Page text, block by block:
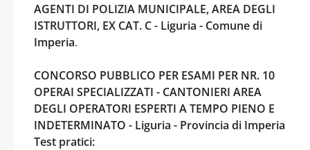
AGENTI DI POLIZIA MUNICIPALE, AREA DEGLI
ISTRUTTORI, EX CAT. C - Liguria - Comune di
Imperia.
CONCORSO PUBBLICO PER ESAMI PER NR. 10
OPERAI SPECIALIZZATI - CANTONIERI AREA
DEGLI OPERATORI ESPERTI A TEMPO PIENO E
INDETERMINATO - Liguria - Provincia di Imperia
Test pratici: